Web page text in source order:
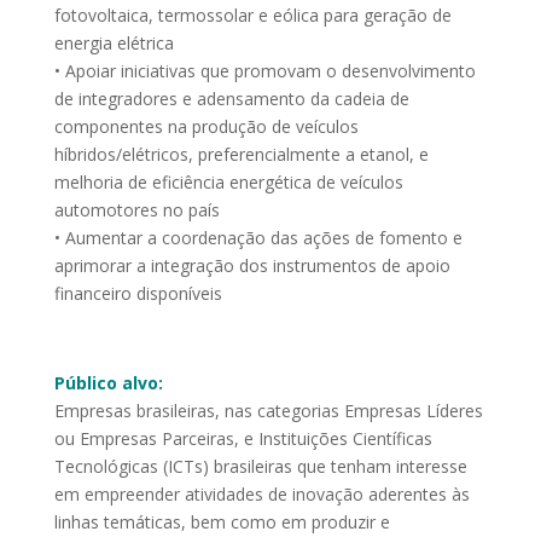
fotovoltaica, termossolar e eólica para geração de
energia elétrica
• Apoiar iniciativas que promovam o desenvolvimento
de integradores e adensamento da cadeia de
componentes na produção de veículos
híbridos/elétricos, preferencialmente a etanol, e
melhoria de eficiência energética de veículos
automotores no país
• Aumentar a coordenação das ações de fomento e
aprimorar a integração dos instrumentos de apoio
financeiro disponíveis
Público alvo:
Empresas brasileiras, nas categorias Empresas Líderes
ou Empresas Parceiras, e Instituições Científicas
Tecnológicas (ICTs) brasileiras que tenham interesse
em empreender atividades de inovação aderentes às
linhas temáticas, bem como em produzir e